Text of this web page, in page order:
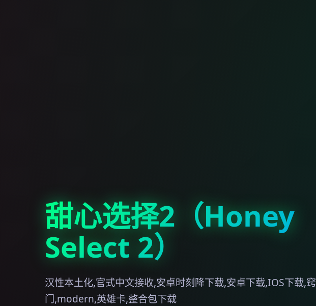
甜心选择2（Honey
Select 2）
汉性本土化,官式中文接收,安卓时刻降下载,安卓下载,IOS下载,窍
门,modern,英雄卡,整合包下载